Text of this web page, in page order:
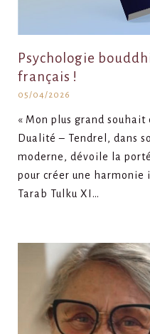
Psychologie
français !
05/04/2026
« Mon plus grand souhait
Dualité – Tendrel, dans
moderne, dévoile la
pour créer une
Tarab Tulku XI…